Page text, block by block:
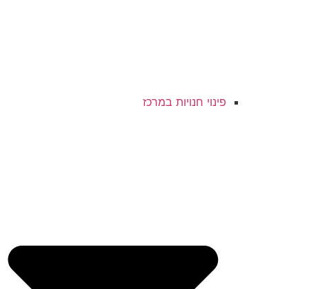
פינוי חנויות במרכז